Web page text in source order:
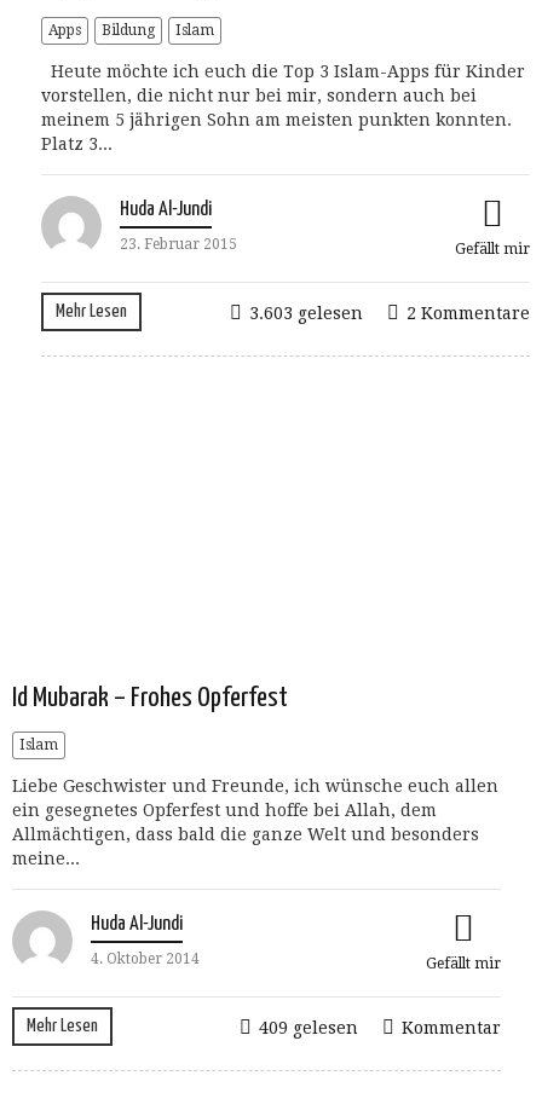
Apps Bildung Islam
Heute möchte ich euch die Top 3 Islam-Apps für Kinder
vorstellen, die nicht nur bei mir, sondern auch bei
meinem 5 jährigen Sohn am meisten punkten konnten.
Platz 3...
Huda Al-Jundi
23. Februar 2015 Gefällt mir
Mehr Lesen 2 Kommentare
3.603 gelesen
Id Mubarak – Frohes Opferfest
Islam
Liebe Geschwister und Freunde, ich wünsche euch allen
ein gesegnetes Opferfest und hoffe bei Allah, dem
Allmächtigen, dass bald die ganze Welt und besonders
meine...
Huda Al-Jundi
4. Oktober 2014 Gefällt mir
Mehr Lesen Kommentar
409 gelesen